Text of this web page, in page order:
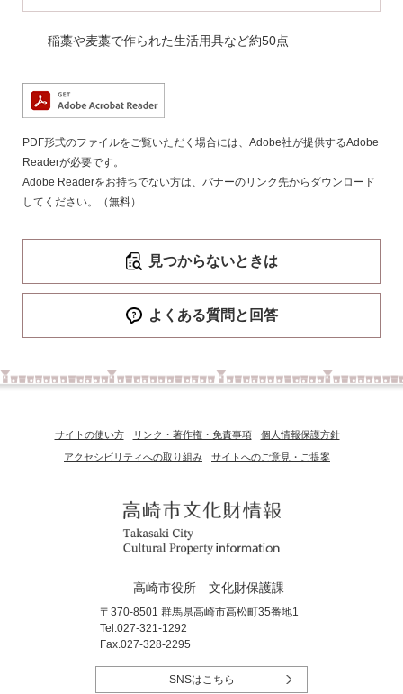
稲藁や麦藁で作られた生活用具など約50点
PDF形式のファイルをご覧いただく場合には、Adobe社が提供するAdobe
Readerが必要です。
Adobe Readerをお持ちでない方は、バナーのリンク先からダウンロード
してください。（無料）
見つからないときは
よくある質問と回答
サイトの使い方 リンク・著作権・免責事項 個人情報保護方針
アクセシビリティへの取り組み サイトへのご意見・ご提案
高崎市役所 文化財保護課
〒370-8501 群馬県高崎市高松町35番地1
Tel.027-321-1292
Fax.027-328-2295
SNSはこちら